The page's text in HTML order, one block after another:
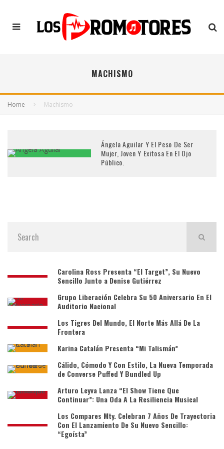
MACHISMO
Home Machismo
Ángela Aguilar Y El Peso De Ser
Mujer, Joven Y Exitosa En El Ojo
Público.
Carolina Ross Presenta “El Target”, Su Nuevo
Sencillo Junto a Denise Gutiérrez
Grupo Liberación Celebra Su 50 Aniversario En El
Auditorio Nacional
Los Tigres Del Mundo, El Norte Más Allá De La
Frontera
Karina Catalán Presenta “Mi Talismán”
Cálido, Cómodo Y Con Estilo, La Nueva Temporada
de Converse Puffed Y Bundled Up
Arturo Leyva Lanza “El Show Tiene Que
Continuar”: Una Oda A La Resiliencia Musical
Los Compares Mty. Celebran 7 Años De Trayectoria
Con El Lanzamiento De Su Nuevo Sencillo:
“Egoísta”